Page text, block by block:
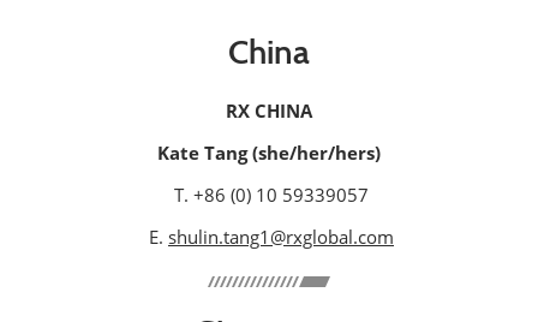
China
RX CHINA
Kate Tang (she/her/hers)
T. +86 (0) 10 59339057
E. shulin.tang1@rxglobal.com